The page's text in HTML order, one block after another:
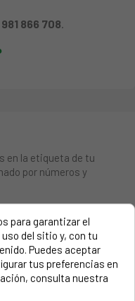
981 866 708
en la etiqueta de tu
por números y
Zanussi
para garantizar el
del sitio y, con tu
Puedes aceptar
tus preferencias en
consulta nuestra